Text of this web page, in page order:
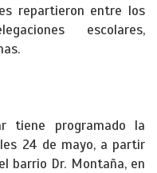
repartieron entre los
escolares,
tiene programado la
24 de mayo, a partir
barrio Dr. Montaña, en